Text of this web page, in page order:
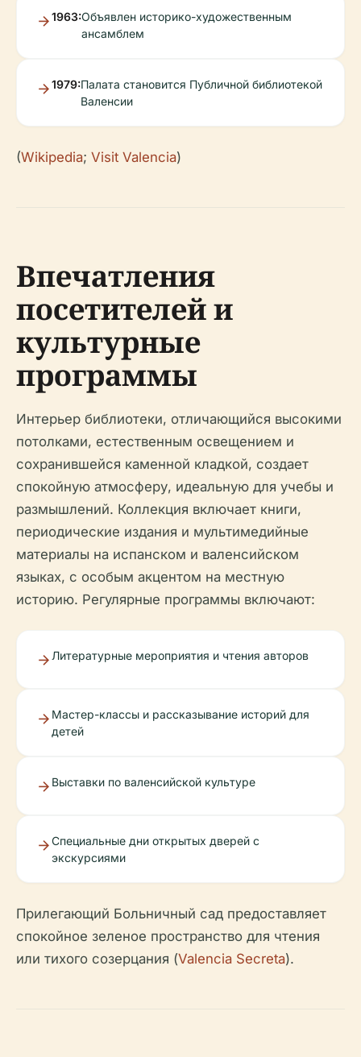
1963:Объявлен историко-художественным
ансамблем
1979:Палата становится Публичной библиотекой
Валенсии
(Wikipedia; Visit Valencia)
Впечатления
посетителей и
культурные
программы
Интерьер библиотеки, отличающийся высокими
потолками, естественным освещением и
сохранившейся каменной кладкой, создает
спокойную атмосферу, идеальную для учебы и
размышлений. Коллекция включает книги,
периодические издания и мультимедийные
материалы на испанском и валенсийском
языках, с особым акцентом на местную
историю. Регулярные программы включают:
Литературные мероприятия и чтения авторов
Мастер-классы и рассказывание историй для
детей
Выставки по валенсийской культуре
Специальные дни открытых дверей с
экскурсиями
Прилегающий Больничный сад предоставляет
спокойное зеленое пространство для чтения
или тихого созерцания (Valencia Secreta).